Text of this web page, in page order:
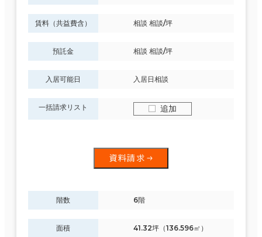
賃料（共益費含） 相談 相談/坪
預託金 相談 相談/坪
入居可能日 入居日相談
一括請求リスト 追加
資料請求
階数 6階
面積 41.32坪（136.596㎡）